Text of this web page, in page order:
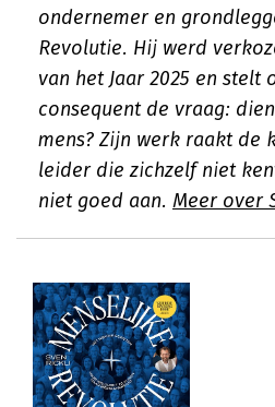
ondernemer en
Revolutie. Hij werd
van het Jaar 2025 en stelt
consequent de vraag:
mens? Zijn werk raakt de
leider die zichzelf niet
niet goed aan. Meer over